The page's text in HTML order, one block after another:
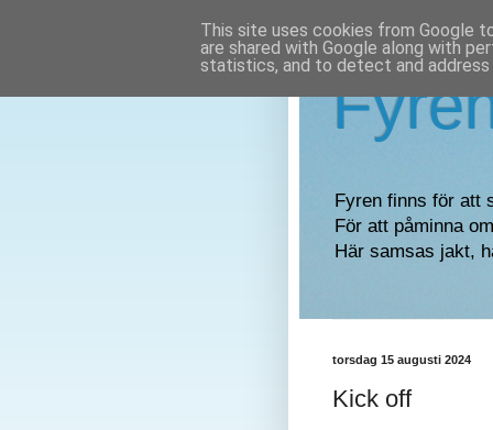
Fyren finns för att
För att påminna
Här samsas jakt,
torsdag 15 augusti 2024
Kick off
This site uses cookies from Google
are shared with Google along with
statistics, and to detect and address